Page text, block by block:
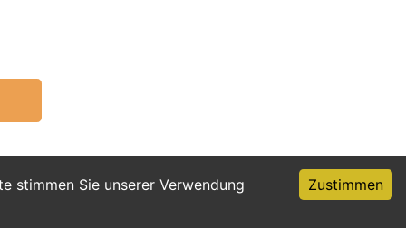
stimmen Sie unserer Verwendung Zustimmen